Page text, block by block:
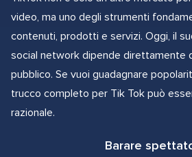
video, ma uno degli strumenti
contenuti, prodotti e servizi. Oggi, il
social network dipende direttamente
pubblico. Se vuoi guadagnare
trucco completo per Tik Tok può
razionale.
Barare